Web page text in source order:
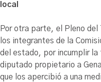
local
Por otra parte, el Pleno del
los integrantes de la
del estado, por incumplir
diputado propietario a
que los apercibió a una